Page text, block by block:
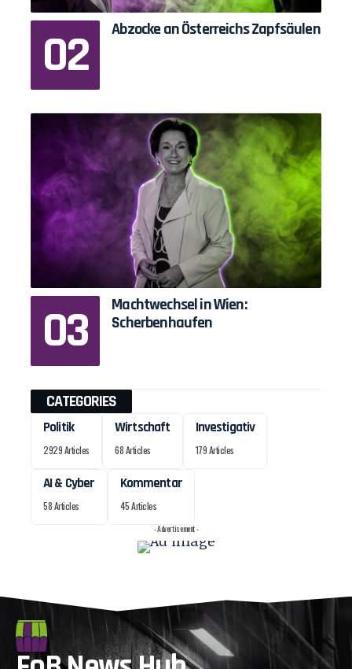
Abzocke an Österreichs Zapfsäulen
Machtwechsel in Wien:
Scherbenhaufen
CATEGORIES
Politik
2929 Articles
Wirtschaft
68 Articles
Investigativ
179 Articles
AI & Cyber
58 Articles
Kommentar
45 Articles
- Advertisement -